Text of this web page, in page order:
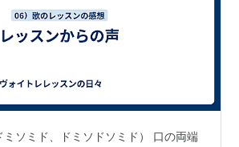
ミソミド、ドミソドソミド） 口の両端